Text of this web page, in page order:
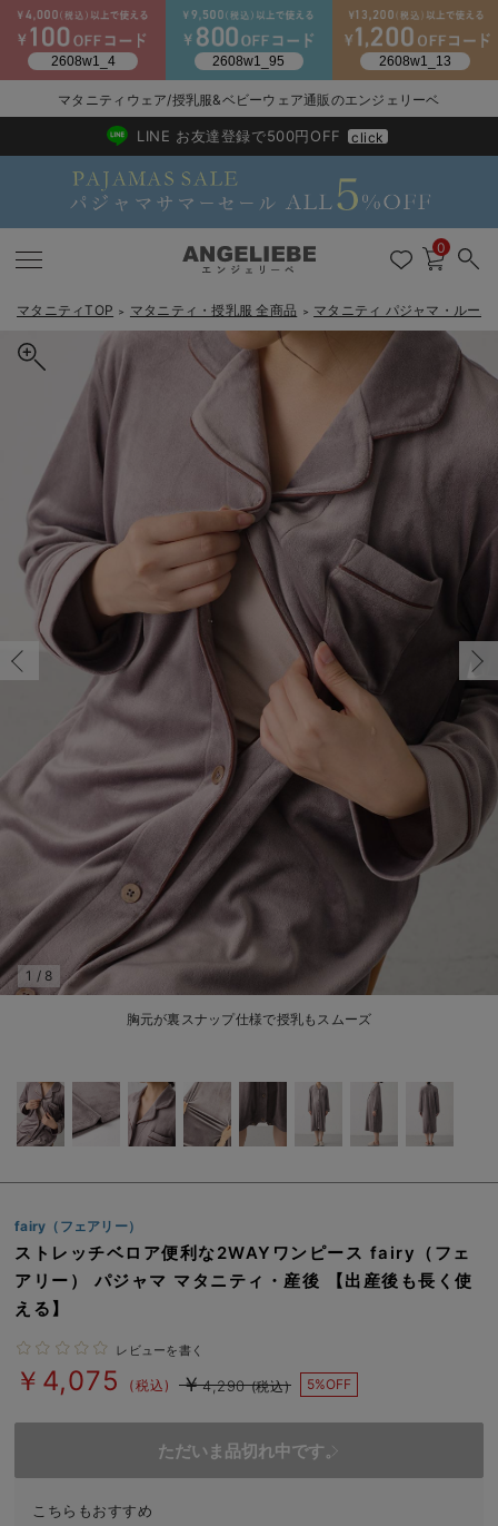
戻る
マタニティウェア全て
マタニティ ワンピース
マタニティ パンツ
マタニティ スカート
マタニティ トップス
マタニティ アウター（コート）・ママコート
戻る
マタニティ 下着・インナー全て
授乳ブラ・マタニティブラ（マタニティインナー・産後用品）
マタニティ ショーツ
妊婦帯・腹帯・産前ガードル
マタニティ 授乳 キャミソール
産褥ショーツ
骨盤・マタニティベルト （妊娠中・産後）
産後 ガードル インナー
マタニティ 腹巻き
戻る
授乳服全て
授乳ワンピース
授乳トップス
戻る
マタニティ フォーマル全て
マタニティ スーツ
マタニティ オフィス 通勤服
マタニティ ドレス（結婚式・お呼ばれ）
マタニティ フォーマル パンツ・ボトムス
戻る
授乳用品全て
妊婦用 抱き枕・授乳クッション
授乳 ケープ
戻る
マタニティレッグウェア全て
マタニティストッキング・タイツ
マタニティレギンス
戻る
マタニティ ボディケア全て
妊娠線クリーム
戻る
アウトレット全て
【アウトレット】ワンピース
【アウトレット】トップス・授乳トップス
【アウトレット】ボトムス
【アウトレット】パジャマ
【アウトレット】インナー
【アウトレット】ベビー
戻る
特集全て
抗菌防臭加工
透け防止
見えてもカワイイ
コットン素材
冷房対策
接触冷感素材
ブラトップ
親子セット
快適機能ウェア特集 トップス
快適機能ウェア特集 ボトムス
快適機能ウェア特集 パジャマ
erbaviva（エルバビーバ）
ハレの日に着るANGELIEBEのセレモニー
買って正解！高評価レビューアイテム
親子コーデ｜ママとベビーにおすすめ！
便利な育児家電
保育園・入園準備特集
デロンギ
戻る
再入荷全て
再入荷｜インナー
再入荷｜アウター
送料無料アイテム全て
ワンピース
トップス
パンツ
スカート
インナー
ブラキャミ おまとめ
MAX55%OFF ブラックフ
【37周年祭セール】
【37周年祭セール】
【37周年祭セール】
気温差別オススメア
【15℃】3月下旬～
【〜10℃】3月中旬
動きやすく着回しで
涼しくて可愛い「ワ
強撚スムース(コス
マタニティウェア
【おまとめ割】パジ
こだわりの履き心地
カジュアル
デニム
レギンス
オフィス
ジャケット派
きれいめトップス派
きれいめスカート派
きれいめ美脚パンツ派
王道シンプル派
セットアップ派
出産準備応援割全て
マタニティパジャマ
マタニティインナー
ベビー
【オフィスカジュア
【オフィスカジュア
レギンスタイプ
パンツタイプ
【フォーマル】ワン
【フォーマル】ボト
【フォーマル】トッ
【ベビー】長袖
【ベビー】半袖
【ベビー】グッズ
ハンカチ
2WAYオール
コンビ肌着
短肌着
快適ウェア10%OFF
快適ウェア10%OFF
春のマタニティワン
セットアップ・ レイ
Aライン ・フレアワ
Iライン ・タイトシ
ジャンパースカート/
カジュアル
フォーマル / オケー
あったかアイテム｜
Gift Selection 出産
〜3,000円（税込）
〜5,000円（税込）
〜10,000円（税込）
10,001円（税込）〜
女の子におススメの
男の子におススメの
定番ギフト
もらって嬉しいギフト
かわいくておもしろ
何枚あっても嬉しい
長く使えるアイテム
お部屋映えアイテム
冬の冷え対策インナ
薄くてあったか
綿混素材
腹巻・ひざ上パンツ
保温&リカバリー
カップ付きインナー
あったか度◎
入院準備の持ち物チ
入院してすぐ使うグ
赤ちゃんへ使うもの
産後に使うグッズ
冬のあったか特集全て
【冬のあったか特集
【冬のあったか特集
【冬のあったか特集
【冬のあったか特集
マタニティウェア/授乳服&ベビーウェア通販のエンジェリーベ
2026/NewArrival
送料495円(一部地域を除く) 7,700円以上で送料無料
LINE お友達登録で500円OFF click
0
マタニティTOP ＞ マタニティ・授乳服 全商品 ＞ マタニティ パジャマ・ルーム
胸元が裏スナップ仕様で授乳もスムーズ
1 / 8
fairy（フェアリー）
ストレッチベロア便利な2WAYワンピース fairy（フェ
アリー） パジャマ マタニティ・産後 【出産後も長く使
える】
レビューを書く
￥4,290 (税込)
￥4,075 (税込) 5%OFF
ただいま品切れ中です。
こちらもおすすめ